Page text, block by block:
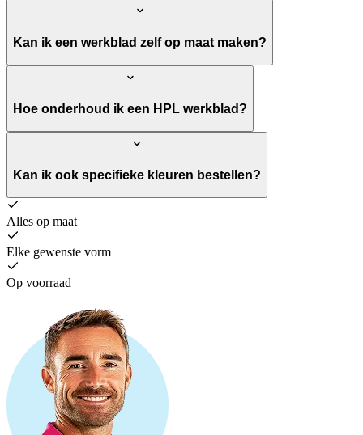
Kan ik een werkblad zelf op maat maken?
Hoe onderhoud ik een HPL werkblad?
Kan ik ook specifieke kleuren bestellen?
Alles op maat
Elke gewenste vorm
Op voorraad